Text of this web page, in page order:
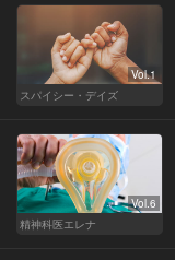
Vol.1
スパイシー・デイズ
Vol.6
精神科医エレナ